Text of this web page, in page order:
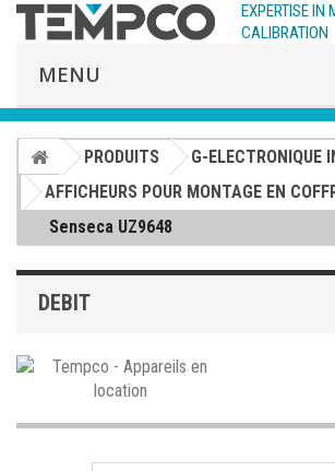
EXPERTISE IN
CALIBRATION
MENU
PRODUITS
G-ELECTRONIQUE
AFFICHEURS POUR MONTAGE EN
Senseca UZ9648
DEBIT